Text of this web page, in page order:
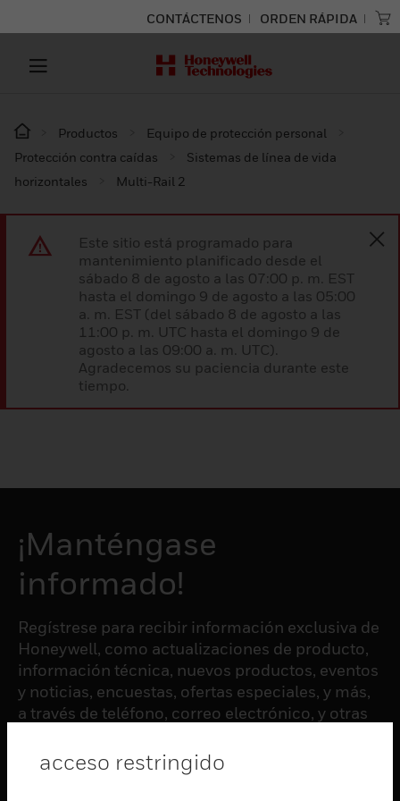
CONTÁCTENOS ORDEN RÁPIDA
Productos
Equipo de protección personal
Protección contra caídas
Sistemas de línea de vida
horizontales
Multi-Rail 2
Este sitio está programado para
mantenimiento planificado desde el
sábado 8 de agosto a las 07:00 p. m. EST
hasta el domingo 9 de agosto a las 05:00
a. m. EST (del sábado 8 de agosto a las
11:00 p. m. UTC hasta el domingo 9 de
agosto a las 09:00 a. m. UTC).
Agradecemos su paciencia durante este
tiempo.
¡Manténgase
informado!
Regístrese para recibir información exclusiva de
Honeywell, como actualizaciones de producto,
información técnica, nuevos productos, eventos
y noticias, encuestas, ofertas especiales, y más,
a través de teléfono, correo electrónico, y otras
acceso restringido